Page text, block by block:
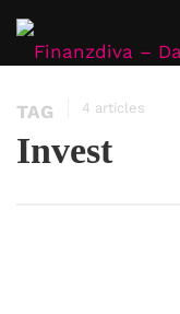
TAG 4 articles
Invest